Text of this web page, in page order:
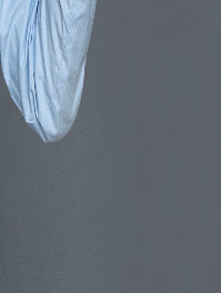
Vymazat vše